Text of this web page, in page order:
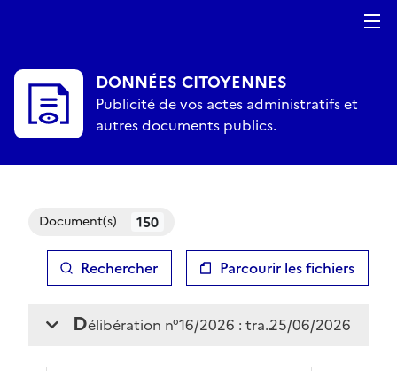
DONNÉES CITOYENNES
Publicité de vos actes administratifs et
autres documents publics.
Document(s) 150
Parcourir les fichiers
Rechercher
délibération n°16/2026 : transition énergétique : appel à manifestions d’intérêt diagnostic bâtiments publics communaux 25/06/2026